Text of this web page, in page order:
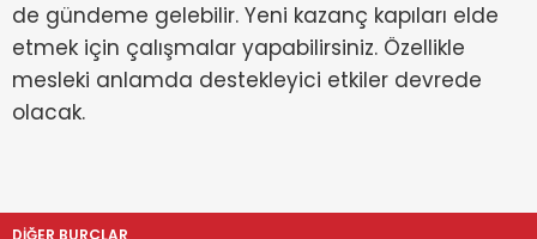
de gündeme gelebilir. Yeni kazanç kapıları elde
etmek için çalışmalar yapabilirsiniz. Özellikle
mesleki anlamda destekleyici etkiler devrede
olacak.
DİĞER BURÇLAR